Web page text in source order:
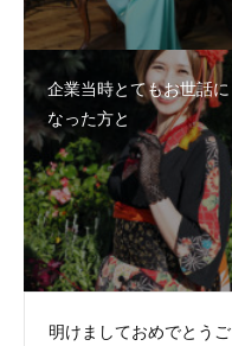
企業当時とてもお世話に
なった方と
明けましておめでとうご